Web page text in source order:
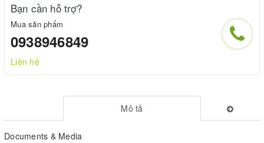
Bạn cần hỗ trợ?
Mua sản phẩm
0938946849
Liên hệ
Mô tả
Documents & Media